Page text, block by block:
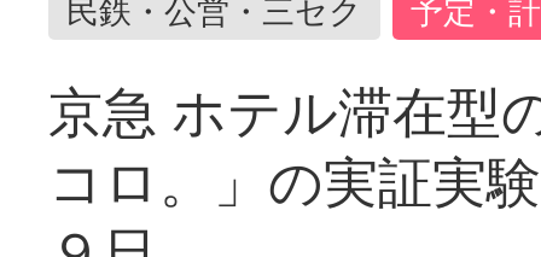
民鉄・公営・三セク 予定・
京急 ホテル滞在型
コロ。」の実証実